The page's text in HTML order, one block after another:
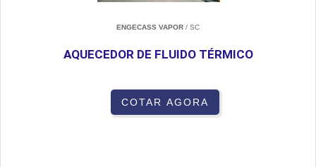
ENGECASS VAPOR / SC
AQUECEDOR DE FLUIDO TÉRMICO
COTAR AGORA